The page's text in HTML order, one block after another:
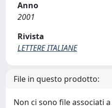
Anno
2001
Rivista
LETTERE ITALIANE
File in questo prodotto:
Non ci sono file associati